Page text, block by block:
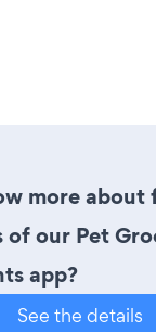
more about
our Pet
app?
See the details